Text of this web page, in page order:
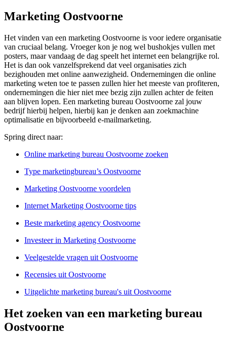
Marketing Oostvoorne
Het vinden van een marketing Oostvoorne is voor iedere organisatie
van cruciaal belang. Vroeger kon je nog wel bushokjes vullen met
posters, maar vandaag de dag speelt het internet een belangrijke rol.
Het is dan ook vanzelfsprekend dat veel organisaties zich
bezighouden met online aanwezigheid. Ondernemingen die online
marketing weten toe te passen zullen hier het meeste van profiteren,
ondernemingen die hier niet mee bezig zijn zullen achter de feiten
aan blijven lopen. Een marketing bureau Oostvoorne zal jouw
bedrijf hierbij helpen, hierbij kan je denken aan zoekmachine
optimalisatie en bijvoorbeeld e-mailmarketing.
Spring direct naar:
Online marketing bureau Oostvoorne zoeken
Type marketingbureau’s Oostvoorne
Marketing Oostvoorne voordelen
Internet Marketing Oostvoorne tips
Beste marketing agency Oostvoorne
Investeer in Marketing Oostvoorne
Veelgestelde vragen uit Oostvoorne
Recensies uit Oostvoorne
Uitgelichte marketing bureau's uit Oostvoorne
Het zoeken van een marketing bureau
Oostvoorne